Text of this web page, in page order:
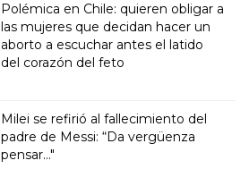
Polémica en Chile: quieren obligar a
las mujeres que decidan hacer un
aborto a escuchar antes el latido
del corazón del feto
Milei se refirió al fallecimiento del
padre de Messi: “Da vergüenza
pensar..."